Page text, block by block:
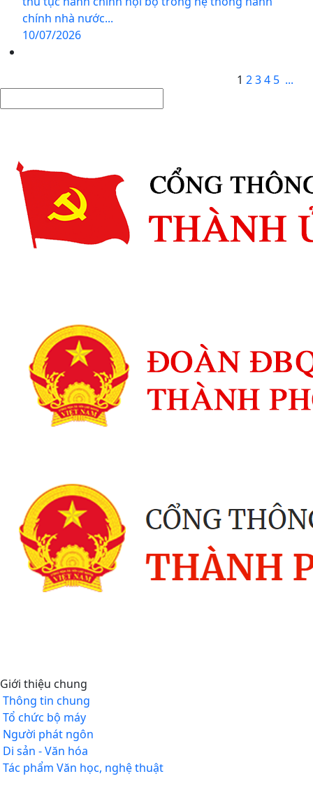
chính nhà nước...
10/07/2026
1 234 5 ...
Giới thiệu chung
Thông tin chung
Tổ chức bộ máy
Người phát ngôn
Di sản - Văn hóa
Tác phẩm Văn học, nghệ thuật